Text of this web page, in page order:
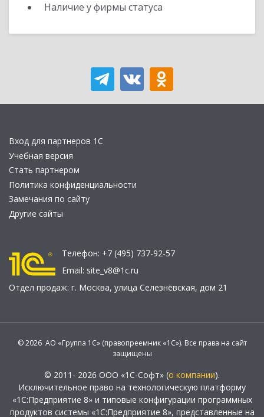
Наличие у фирмы статуса
Вход для партнеров 1С
Учебная версия
Стать партнером
Политика конфиденциальности
Замечания по сайту
Другие сайты
Телефон: +7 (495) 737-92-57
Email: site_v8@1c.ru
Отдел продаж: г. Москва, улица Селезнёвская, дом 21
© 2026 АО «Группа 1С» (правопреемник «1С»). Все права на сайт
защищены
© 2011- 2026 ООО «1С-Софт» (о компании).
Исключительное право на технологическую платформу
«1С:Предприятие 8» и типовые конфигурации программных
продуктов системы «1С:Предприятие 8», представленные на